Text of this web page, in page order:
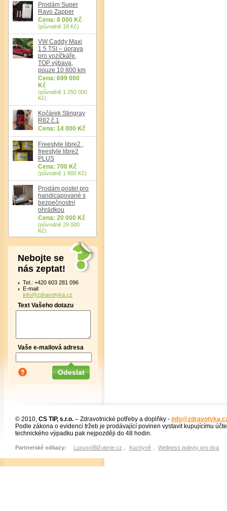
Prodám Super
Ravo Zapper
Cena: 8 000 Kč
(původně 18 Kč)
VW Caddy Maxi
1.5 TSI – úprava
pro vozíčkáře,
TOP výbava,
pouze 10 800 km
Cena: 699 000
Kč
(původně 1 250 000
Kč)
Kočárek Stingray
R82 č.1
Cena: 14 000 Kč
Freestyle libre2 ,
freestyle libre2
PLUS
Cena: 700 Kč
(původně 1 800 Kč)
Prodám postel pro
handicapované s
bezpečnostní
ohrádkou
Cena: 20 000 Kč
(původně 29 000
Kč)
Nebojte se
nás zeptat!
Tel.: +420 603 281 096
E-mail:
info@zdravotyka.cz
Text Vašeho dotazu
Vaše e-mailová adresa
© 2010, CS TIP, s.r.o. – Zdravotnické potřeby a doplňky -
Podle zákona o evidenci tržeb je prodávající povinen vystavit kupujícímu
technického výpadku pak nejpozději do 48 hodin.
Partnerské odkazy: LuxusníBižuterie.cz Kuchyně Wellness pobyty pro dva